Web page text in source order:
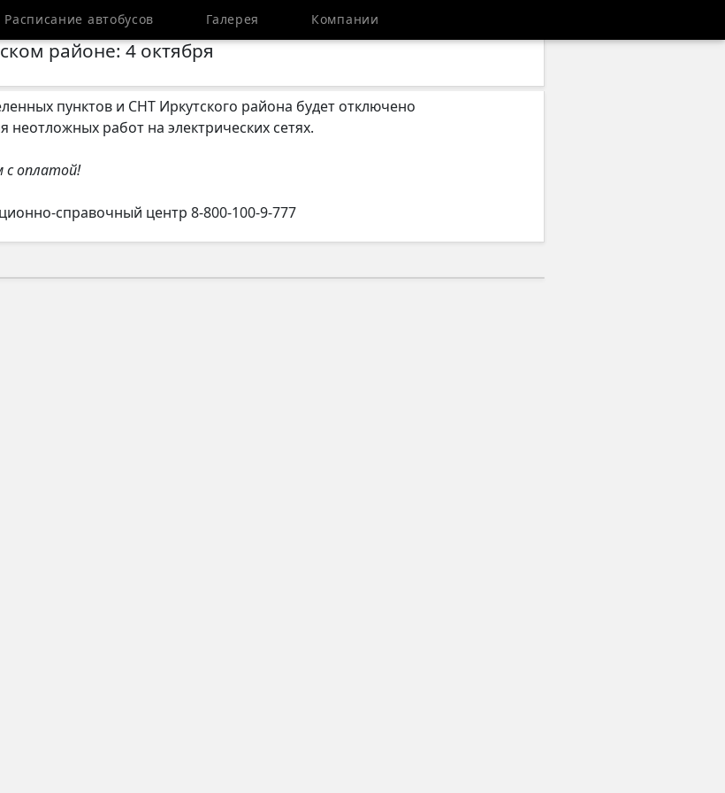
Расписание автобусов Галерея Компании
районе: 4 октября
пунктов и СНТ Иркутского района будет отключено
неотложных работ на электрических сетях.
с оплатой!
справочный центр 8-800-100-9-777